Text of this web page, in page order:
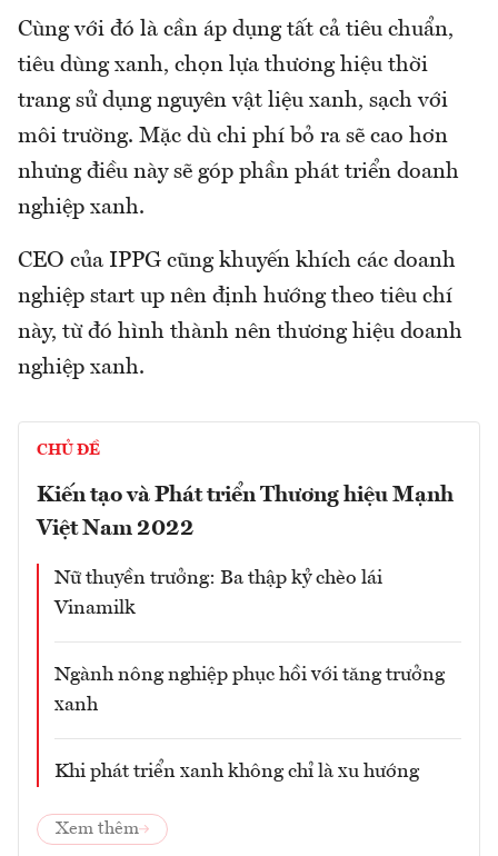
Cùng với đó là cần áp dụng tất cả tiêu chuẩn,
tiêu dùng xanh, chọn lựa thương hiệu thời
trang sử dụng nguyên vật liệu xanh, sạch với
môi trường. Mặc dù chi phí bỏ ra sẽ cao hơn
nhưng điều này sẽ góp phần phát triển doanh
nghiệp xanh.
CEO của IPPG cũng khuyến khích các doanh
nghiệp start up nên định hướng theo tiêu chí
này, từ đó hình thành nên thương hiệu doanh
nghiệp xanh.
CHỦ ĐỀ
Kiến tạo và Phát triển Thương hiệu Mạnh
Việt Nam 2022
Nữ thuyền trưởng: Ba thập kỷ chèo lái
Vinamilk
Ngành nông nghiệp phục hồi với tăng trưởng
xanh
Khi phát triển xanh không chỉ là xu hướng
Xem thêm